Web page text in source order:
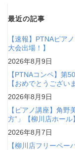
最近の記事
【速報】PTNAピア
大会出場！】
2026年8月9日
【PTNAコンペ】第
【おめでとうござい
2026年8月9日
【ピアノ講座】角野
方”」【柳川店ホール】
2026年8月7日
【柳川店フリーペ